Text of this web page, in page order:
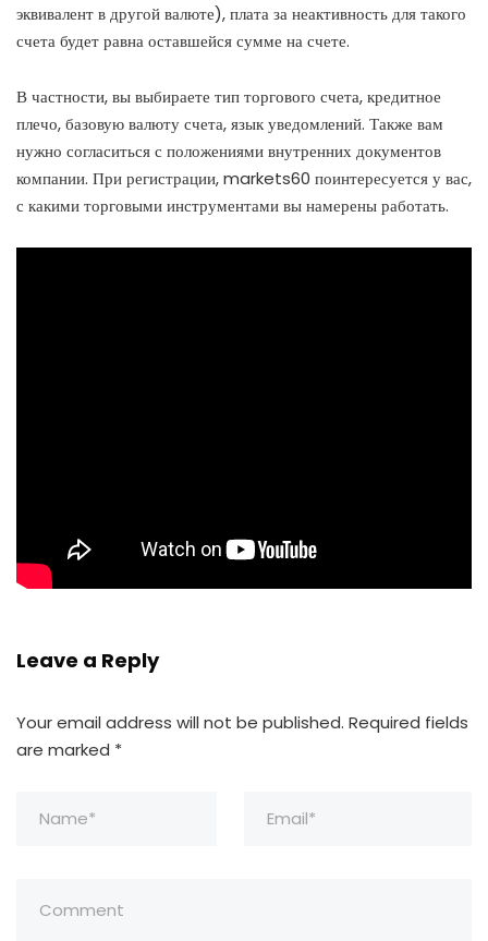
эквивалент в другой валюте), плата за неактивность для такого
счета будет равна оставшейся сумме на счете.
В частности, вы выбираете тип торгового счета, кредитное
плечо, базовую валюту счета, язык уведомлений. Также вам
нужно согласиться с положениями внутренних документов
компании. При регистрации, markets60 поинтересуется у вас,
с какими торговыми инструментами вы намерены работать.
Leave a Reply
Your email address will not be published. Required fields
are marked *